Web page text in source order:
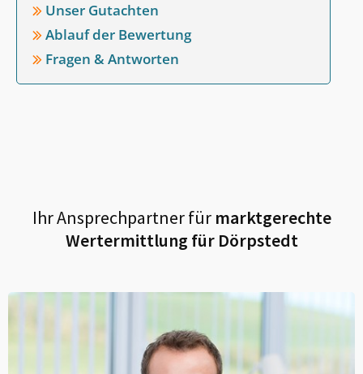
Unser Gutachten
Ablauf der Bewertung
Fragen & Antworten
Ihr Ansprechpartner fürmarktgerechte
Wertermittlung für Dörpstedt